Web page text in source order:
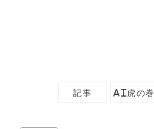
記事 AI虎の巻